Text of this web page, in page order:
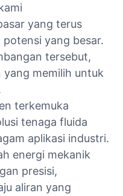
yang terus
yang besar.
tersebut,
yang memilih untuk
terkemuka
tenaga fluida
aplikasi industri.
energi mekanik
presisi,
aliran yang